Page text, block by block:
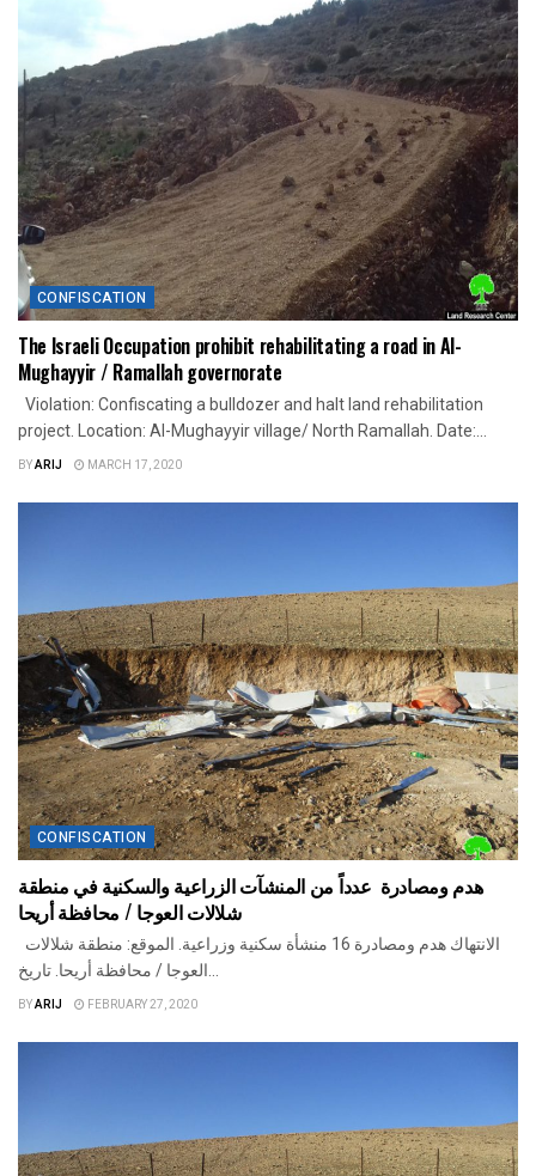
CONFISCATION
The Israeli Occupation prohibit rehabilitating a road in Al-
Mughayyir / Ramallah governorate
Violation: Confiscating a bulldozer and halt land rehabilitation
project. Location: Al-Mughayyir village/ North Ramallah. Date:...
BYARIJ MARCH 17, 2020
CONFISCATION
هدم ومصادرة عدداً من المنشآت الزراعية والسكنية في منطقة
شلالات العوجا / محافظة أريحا
BYARIJ FEBRUARY 27, 2020